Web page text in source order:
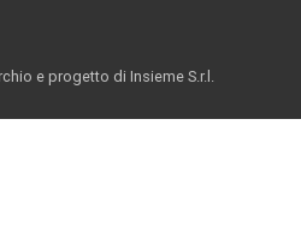
e progetto di Insieme S.r.l.